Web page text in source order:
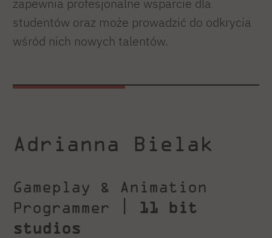
zapewnia profesjonalne wsparcie dla
studentów oraz może prowadzić do odkrycia
wśród nich nowych talentów.
Adrianna Bielak
Gameplay & Animation
Programmer | 11 bit
studios